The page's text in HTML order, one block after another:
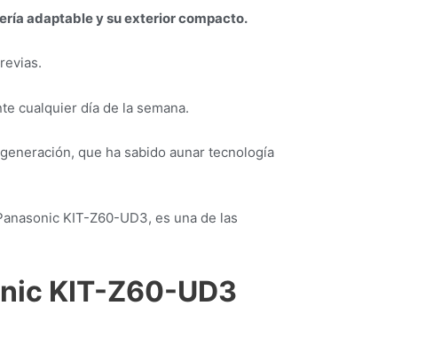
adaptable y su exterior compacto.
cualquier día de la semana.
que ha sabido aunar tecnología
KIT-Z60-UD3, es una de las
KIT-Z60-UD3